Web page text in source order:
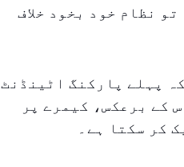
نظام خود بخود خلاف
پہلے پارکنگ اٹینڈنٹ
کے برعکس، کیمرے پر
کر سکتا ہے۔